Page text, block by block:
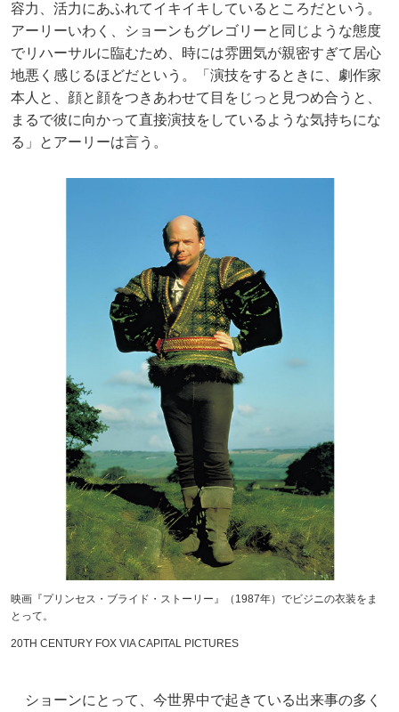
容力、活力にあふれてイキイキしているところだという。
アーリーいわく、ショーンもグレゴリーと同じような態度
でリハーサルに臨むため、時には雰囲気が親密すぎて居心
地悪く感じるほどだという。「演技をするときに、劇作家
本人と、顔と顔をつきあわせて目をじっと見つめ合うと、
まるで彼に向かって直接演技をしているような気持ちにな
る」とアーリーは言う。
映画『プリンセス・ブライド・ストーリー』（1987年）でビジニの衣装をま
とって。
20TH CENTURY FOX VIA CAPITAL PICTURES
ショーンにとって、今世界中で起きている出来事の多く